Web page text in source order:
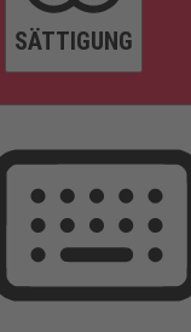
SÄTTIGUNG